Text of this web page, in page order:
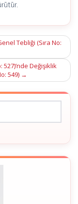
Tebliği (Sıra No:
Değişiklik
549) →